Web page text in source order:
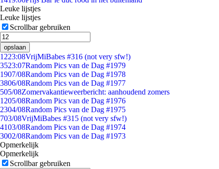
Leuke lijstjes
Leuke lijstjes
Scrollbar gebruiken
opslaan
1223:08VrijMiBabes #316 (not very sfw!)
3523:07Random Pics van de Dag #1979
1907/08Random Pics van de Dag #1978
3806/08Random Pics van de Dag #1977
505/08Zomervakantieweerbericht: aanhoudend zomers
1205/08Random Pics van de Dag #1976
2304/08Random Pics van de Dag #1975
703/08VrijMiBabes #315 (not very sfw!)
4103/08Random Pics van de Dag #1974
3002/08Random Pics van de Dag #1973
Opmerkelijk
Opmerkelijk
Scrollbar gebruiken